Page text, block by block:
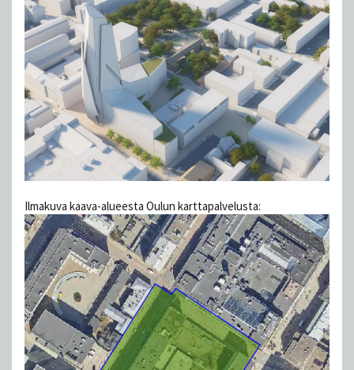
Ilmakuva kaava-alueesta Oulun karttapalvelusta: